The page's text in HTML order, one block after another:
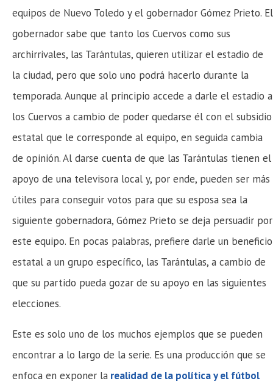
equipos de Nuevo Toledo y el gobernador Gómez Prieto. El
gobernador sabe que tanto los Cuervos como sus
archirrivales, las Tarántulas, quieren utilizar el estadio de
la ciudad, pero que solo uno podrá hacerlo durante la
temporada. Aunque al principio accede a darle el estadio a
los Cuervos a cambio de poder quedarse él con el subsidio
estatal que le corresponde al equipo, en seguida cambia
de opinión. Al darse cuenta de que las Tarántulas tienen el
apoyo de una televisora local y, por ende, pueden ser más
útiles para conseguir votos para que su esposa sea la
siguiente gobernadora, Gómez Prieto se deja persuadir por
este equipo. En pocas palabras, prefiere darle un beneficio
estatal a un grupo específico, las Tarántulas, a cambio de
que su partido pueda gozar de su apoyo en las siguientes
elecciones.
Este es solo uno de los muchos ejemplos que se pueden
encontrar a lo largo de la serie. Es una producción que se
enfoca en exponer la realidad de la política y el fútbol